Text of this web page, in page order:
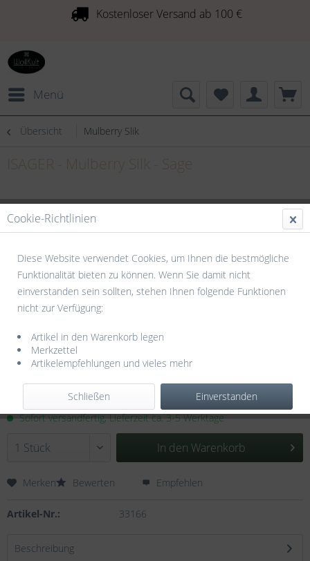
Kostenloser Versand ab 100 €
Menü
Übersicht Mulberry Slik
10,90 € *
Inhalt:0.025 Kilogramm (436,00 € * / 1 Kilogramm)
zzgl. Versandkosten
Sofort versandfertig, Lieferzeit ca. 3-5 Werktage
In den Warenkorb
Merken Bewerten Empfehlen
Artikel-Nr.: 33166
Beschreibung
Cookie-Richtlinien
Diese Website verwendet Cookies, um Ihnen die bestmögliche
Funktionalität bieten zu können. Wenn Sie damit nicht
einverstanden sein sollten, stehen Ihnen folgende Funktionen
nicht zur Verfügung:
Artikel in den Warenkorb legen
Merkzettel
Artikelempfehlungen und vieles mehr
Einverstanden
Schließen